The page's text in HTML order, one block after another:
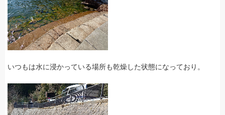
いつもは水に浸かっている場所も乾燥した状態になっており。